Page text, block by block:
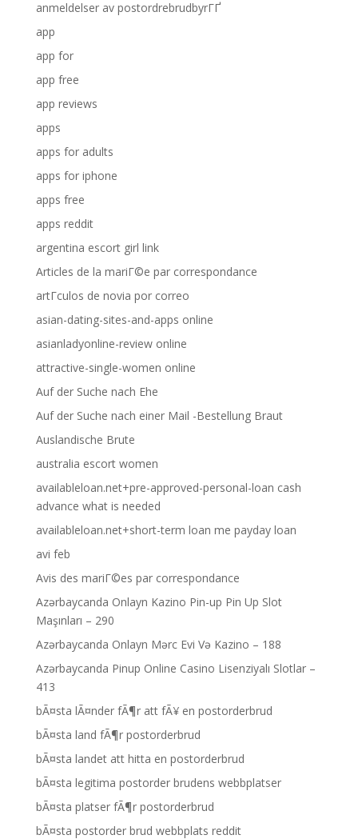
anmeldelser av postordrebrudbyrГҐ
app
app for
app free
app reviews
apps
apps for adults
apps for iphone
apps free
apps reddit
argentina escort girl link
Articles de la mariГ©e par correspondance
artГ­culos de novia por correo
asian-dating-sites-and-apps online
asianladyonline-review online
attractive-single-women online
Auf der Suche nach Ehe
Auf der Suche nach einer Mail -Bestellung Braut
Auslandische Brute
australia escort women
availableloan.net+pre-approved-personal-loan cash
advance what is needed
availableloan.net+short-term loan me payday loan
avi feb
Avis des mariГ©es par correspondance
Azərbaycanda Onlayn Kazino Pin-up Pin Up Slot
Maşınları – 290
Azərbaycanda Onlayn Mərc Evi Və Kazino – 188
Azərbaycanda Pinup Online Casino Lisenziyalı Slotlar –
413
bÃ¤sta lÃ¤nder fÃ¶r att fÃ¥ en postorderbrud
bÃ¤sta land fÃ¶r postorderbrud
bÃ¤sta landet att hitta en postorderbrud
bÃ¤sta legitima postorder brudens webbplatser
bÃ¤sta platser fÃ¶r postorderbrud
bÃ¤sta postorder brud webbplats reddit